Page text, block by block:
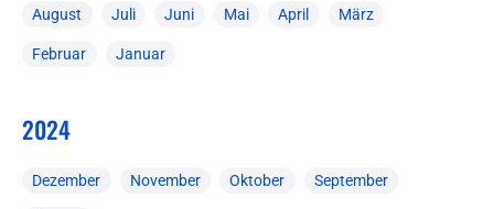
August Juli Juni Mai April März
Februar Januar
2024
Dezember November Oktober September